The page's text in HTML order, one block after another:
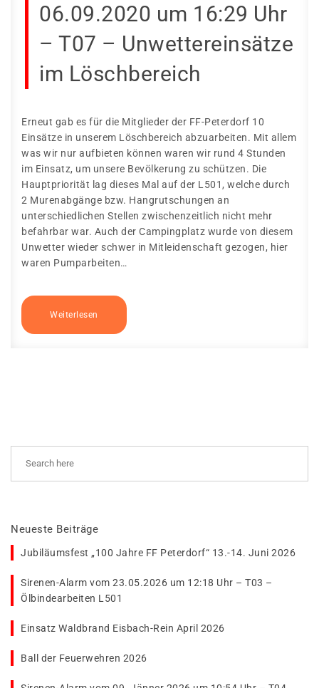
06.09.2020 um 16:29 Uhr
– T07 – Unwettereinsätze
im Löschbereich
Erneut gab es für die Mitglieder der FF-Peterdorf 10
Einsätze in unserem Löschbereich abzuarbeiten. Mit allem
was wir nur aufbieten können waren wir rund 4 Stunden
im Einsatz, um unsere Bevölkerung zu schützen. Die
Hauptpriorität lag dieses Mal auf der L501, welche durch
2 Murenabgänge bzw. Hangrutschungen an
unterschiedlichen Stellen zwischenzeitlich nicht mehr
befahrbar war. Auch der Campingplatz wurde von diesem
Unwetter wieder schwer in Mitleidenschaft gezogen, hier
waren Pumparbeiten…
Weiterlesen
Neueste Beiträge
Jubiläumsfest „100 Jahre FF Peterdorf“ 13.-14. Juni 2026
Sirenen-Alarm vom 23.05.2026 um 12:18 Uhr – T03 –
Ölbindearbeiten L501
Einsatz Waldbrand Eisbach-Rein April 2026
Ball der Feuerwehren 2026